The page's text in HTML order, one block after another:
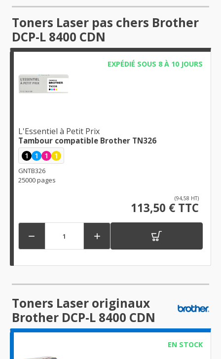
Toners Laser pas chers Brother
DCP-L 8400 CDN
EXPÉDIÉ SOUS 8 À 10 JOURS
L'Essentiel à Petit Prix
Tambour compatible Brother TN326
1 1 1 1
GNTB326
25000 pages
(94,58 HT)
113,50 € TTC
 
Toners Laser originaux
Brother DCP-L 8400 CDN
EN STOCK